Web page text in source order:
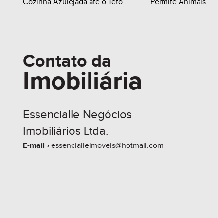
Cozinha Azulejada até o Teto
Permite Animais
Contato da
Imobiliária
Essencialle Negócios
Imobiliários Ltda.
E-mail ›essencialleimoveis@hotmail.com